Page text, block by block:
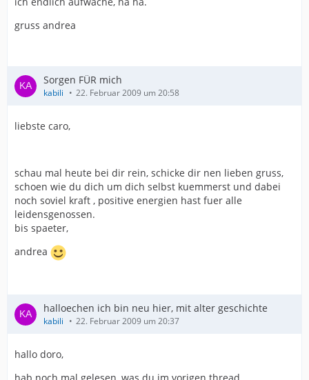
gruss andrea
Sorgen FÜR mich
kabili 22. Februar 2009 um 20:58
liebste caro,
schau mal heute bei dir rein, schicke dir nen lieben gruss,
schoen wie du dich um dich selbst kuemmerst und dabei
noch soviel kraft , positive energien hast fuer alle
leidensgenossen.
bis spaeter,
andrea
halloechen ich bin neu hier, mit alter geschichte
kabili 22. Februar 2009 um 20:37
hallo doro,